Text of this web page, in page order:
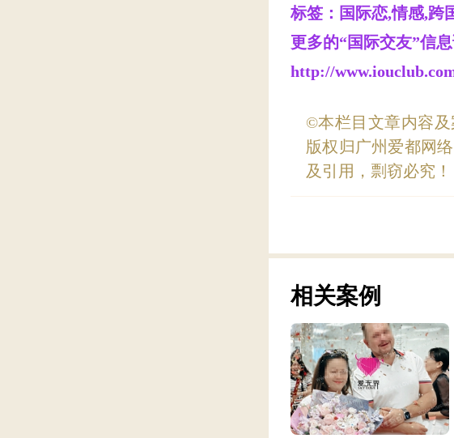
标签：国际恋,情感,跨
更多的“国际交友”信息
http://
©本栏目文章内容及
版权归广州爱都网
及引用，剽窃必究！
相关案例